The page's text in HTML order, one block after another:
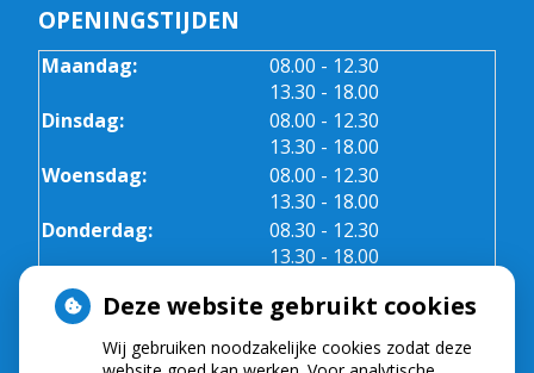
OPENINGSTIJDEN
Maandag: 08.00 tot
- 12.30
13.30 tot
- 18.00
Dinsdag:
08.00 tot
- 12.30
13.30 tot
- 18.00
Woensdag:
08.00 tot
- 12.30
13.30 tot
- 18.00
Donderdag:
08.30 tot
- 12.30
13.30 tot
- 18.00
Vrijdag:
Deze website gebruikt cookies
Wij gebruiken noodzakelijke cookies zodat deze